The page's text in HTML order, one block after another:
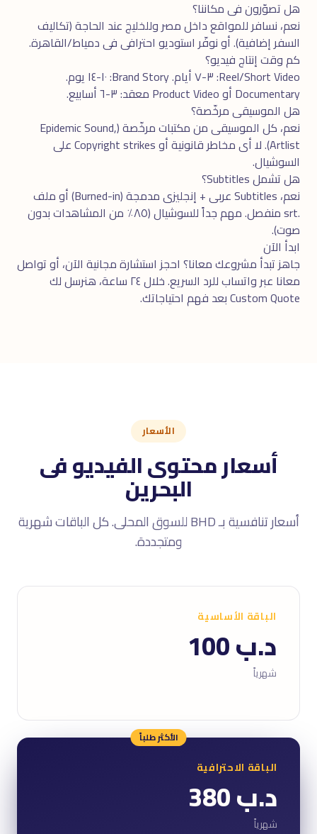
هل تصوّرون فى مكاننا؟
نعم، نسافر للمواقع داخل مصر وللخليج عند الحاجة (تكاليف
السفر إضافية). أو نوفّر استوديو احترافى فى دمياط/القاهرة.
كم وقت إنتاج فيديو؟
Reel/Short Video: ٣-٧ أيام. Brand Story: ١٠-١٤ يوم.
Documentary أو Product Video معقد: ٣-٦ أسابيع.
هل الموسيقى مرخّصة؟
نعم، كل الموسيقى من مكتبات مرخّصة (Epidemic Sound,
Artlist). لا أى مخاطر قانونية أو Copyright strikes على
السوشيال.
هل تشمل Subtitles؟
نعم، Subtitles عربى + إنجليزى مدمجة (Burned-in) أو ملف
.srt منفصل. مهم جداً للسوشيال (٨٥٪ من المشاهدات بدون
صوت).
ابدأ الآن
جاهز تبدأ مشروعك معانا؟ احجز استشارة مجانية الآن، أو تواصل
معانا عبر واتساب
للرد السريع. خلال ٢٤ ساعة، هنرسل لك
Custom Quote بعد فهم احتياجاتك.
الأسعار
أسعار محتوى الفيديو فى
البحرين
أسعار تنافسية بـ BHD للسوق المحلى. كل الباقات شهرية
ومتجددة.
الباقة الأساسية
د.ب 100
شهرياً
الأكثر طلباً
الباقة الاحترافية
د.ب 380
شهرياً